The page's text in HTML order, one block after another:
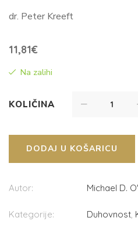
dr. Peter Kreeft
11,81€
Na zalihi
KOLIČINA
DODAJ U KOŠARICU
Autor: Michael D.
Kategorije: Duhovnost,